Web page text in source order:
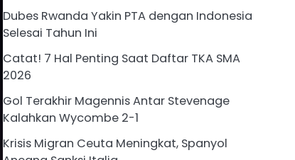
Dubes Rwanda Yakin PTA dengan Indonesia
Selesai Tahun Ini
Catat! 7 Hal Penting Saat Daftar TKA SMA
2026
Gol Terakhir Magennis Antar Stevenage
Kalahkan Wycombe 2-1
Krisis Migran Ceuta Meningkat, Spanyol